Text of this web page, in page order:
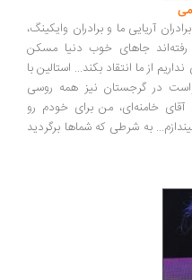
ما و برادران وایکینگ،
جاهای خوب دنیا مسکن
ما انتقاد بکند... استالین با
گرجستان نیز همه روسی
من برای خودم رو
به شرطی که شماها برگردید